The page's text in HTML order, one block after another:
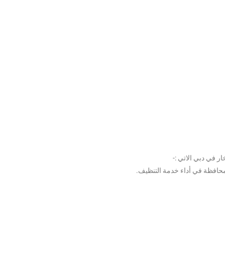
في دبي الاتي :-